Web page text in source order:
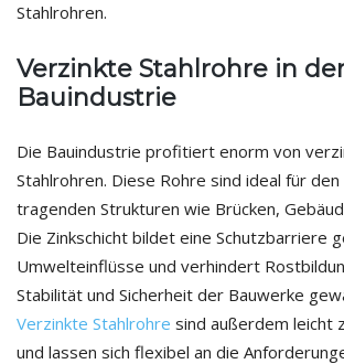
Stahlrohren.
Verzinkte Stahlrohre in
Bauindustrie
Die Bauindustrie profitiert enorm von
Stahlrohren. Diese Rohre sind ideal für den
tragenden Strukturen wie Brücken,
Die Zinkschicht bildet eine Schutzbarriere
Umwelteinflüsse und verhindert
Stabilität und Sicherheit der Bauwerke
Verzinkte Stahlrohre sind außerdem leicht
und lassen sich flexibel an die